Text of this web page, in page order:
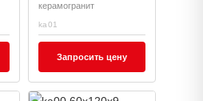
керамогранит
ka01
Запросить цену